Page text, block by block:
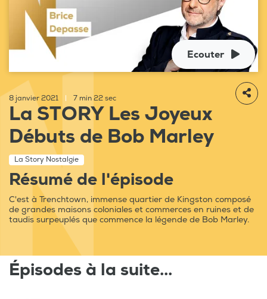
Ecouter
8 janvier 2021 7 min 22 sec
La STORY Les Joyeux
Débuts de Bob Marley
La Story Nostalgie
Résumé de l'épisode
C'est à Trenchtown, immense quartier de Kingston composé
de grandes maisons coloniales et commerces en ruines et de
taudis surpeuplés que commence la légende de Bob Marley.
Épisodes à la suite...